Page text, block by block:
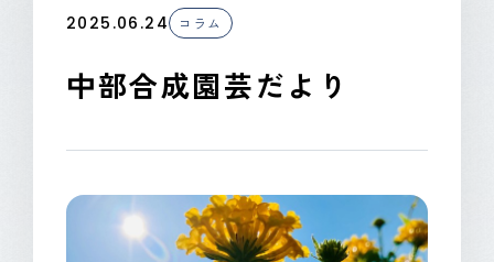
2025.06.24 コラム
中部合成園芸だより